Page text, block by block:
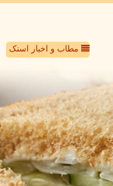
مطاب و اخبار اسنک